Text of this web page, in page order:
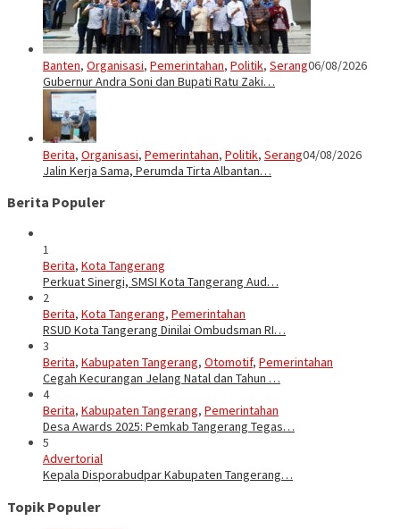
Banten, Organisasi, Pemerintahan, Politik, Serang06/08/2026
Gubernur Andra Soni dan Bupati Ratu Zaki…
Berita, Organisasi, Pemerintahan, Politik, Serang04/08/2026
Jalin Kerja Sama, Perumda Tirta Albantan…
Berita Populer
1
Berita, Kota Tangerang
Perkuat Sinergi, SMSI Kota Tangerang Aud…
2
Berita, Kota Tangerang, Pemerintahan
RSUD Kota Tangerang Dinilai Ombudsman RI…
3
Berita, Kabupaten Tangerang, Otomotif, Pemerintahan
Cegah Kecurangan Jelang Natal dan Tahun …
4
Berita, Kabupaten Tangerang, Pemerintahan
Desa Awards 2025: Pemkab Tangerang Tegas…
5
Advertorial
Kepala Disporabudpar Kabupaten Tangerang…
Topik Populer